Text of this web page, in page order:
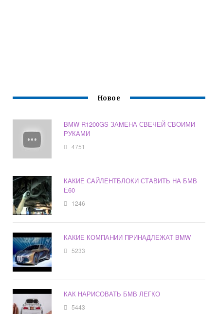
Новое
BMW R1200GS ЗАМЕНА СВЕЧЕЙ СВОИМИ
РУКАМИ
4751
КАКИЕ САЙЛЕНТБЛОКИ СТАВИТЬ НА БМВ
Е60
1246
КАКИЕ КОМПАНИИ ПРИНАДЛЕЖАТ BMW
5233
КАК НАРИСОВАТЬ БМВ ЛЕГКО
5443